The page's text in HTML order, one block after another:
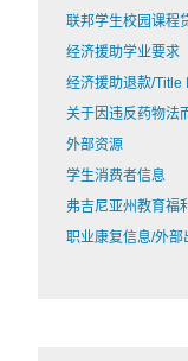
联邦学生校园课程
经济援助学业要求
经济援助退款/Title
关于因违反药物法
外部资源
学生消费者信息
弗吉尼亚州教育福利
职业康复信息/外部